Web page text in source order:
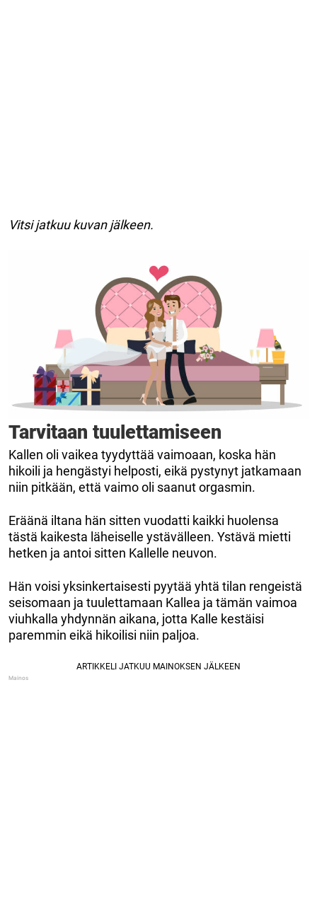
Vitsi jatkuu kuvan jälkeen.
Tarvitaan tuulettamiseen
Kallen oli vaikea tyydyttää vaimoaan, koska hän
hikoili ja hengästyi helposti, eikä pystynyt jatkamaan
niin pitkään, että vaimo oli saanut orgasmin.
Eräänä iltana hän sitten vuodatti kaikki huolensa
tästä kaikesta läheiselle ystävälleen. Ystävä mietti
hetken ja antoi sitten Kallelle neuvon.
Hän voisi yksinkertaisesti pyytää yhtä tilan rengeistä
seisomaan ja tuulettamaan Kallea ja tämän vaimoa
viuhkalla yhdynnän aikana, jotta Kalle kestäisi
paremmin eikä hikoilisi niin paljoa.